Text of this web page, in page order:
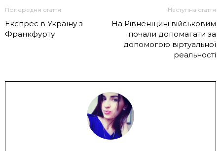
Попередня стаття
Експрес в Україну з
Франкфурту
Наступна стаття
На Рівненщині військовим
почали допомагати за
допомогою віртуальної
реальності